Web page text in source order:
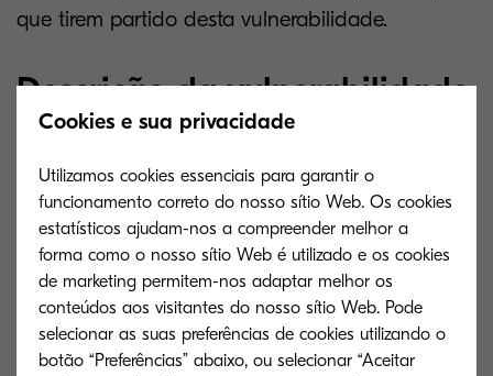
que tirem partido desta vulnerabilidade.
Descrição da vulnerabilidade
permite a transmissão de dados a partir de
aplicações móveis maliciosas de terceiros, o que
pode resultar no descarregamento de ficheiros
maliciosos.
Além disso, utilizando a funcionalidade do
navegador Web do Kyocera Mobile Print, é
Cookies e sua privacidade
Utilizamos cookies essenciais para garantir o
funcionamento correto do nosso sítio Web. Os cookies
estatísticos ajudam-nos a compreender melhor a
forma como o nosso sítio Web é utilizado e os cookies
de marketing permitem-nos adaptar melhor os
conteúdos aos visitantes do nosso sítio Web. Pode
selecionar as suas preferências de cookies utilizando o
botão “Preferências” abaixo, ou selecionar “Aceitar